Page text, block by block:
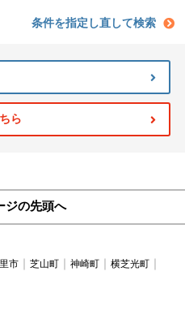
条件を指定し直して検索
ら
ジの先頭へ
市 芝山町 神崎町
横芝光町